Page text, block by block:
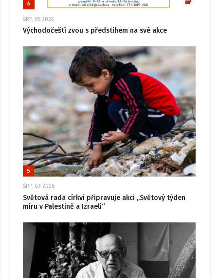
4
SRP, 05 2026
Východočeští zvou s předstihem na své akce
5
SRP, 03 2026
Světová rada církví připravuje akci „Světový týden
míru v Palestině a Izraeli“